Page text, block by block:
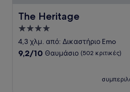
The Heritage
The Heritage
Κατάλυμα
με
4.0
4,3 χλμ. από: Δικαστήριο Emo
9.2
9,2/10 Θαυμάσιο (502 κριτικές)